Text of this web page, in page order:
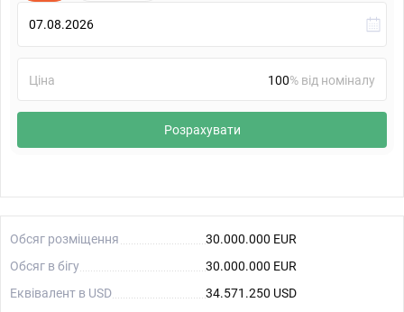
Ціна % від номіналу
Розрахувати
Обсяг розміщення
30.000.000 EUR
Обсяг в бігу
30.000.000 EUR
Еквівалент в USD
34.571.250 USD